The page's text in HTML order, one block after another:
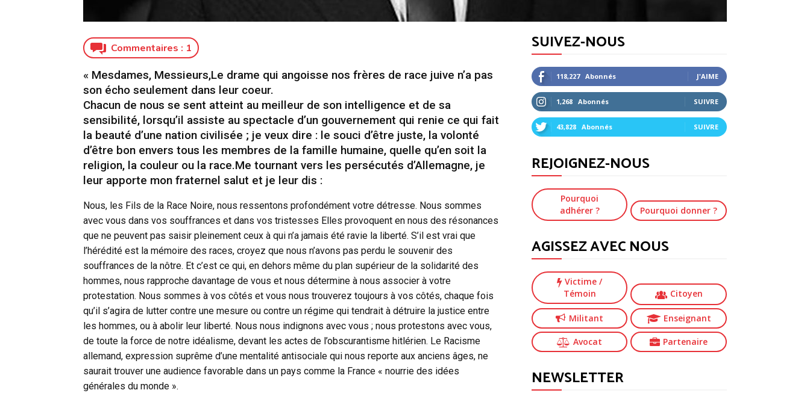
Commentaires : 1
« Mesdames, Messieurs,Le drame qui angoisse nos frères de race juive n’a pas
son écho seulement dans leur coeur.
Chacun de nous se sent atteint au meilleur de son intelligence et de sa
sensibilité, lorsqu’il assiste au spectacle d’un gouvernement qui renie ce qui fait
la beauté d’une nation civilisée ; je veux dire : le souci d’être juste, la volonté
d’être bon envers tous les membres de la famille humaine, quelle qu’en soit la
religion, la couleur ou la race.Me tournant vers les persécutés d’Allemagne, je
leur apporte mon fraternel salut et je leur dis :
Nous, les Fils de la Race Noire, nous ressentons profondément votre détresse. Nous sommes
avec vous dans vos souffrances et dans vos tristesses Elles provoquent en nous des résonances
que ne peuvent pas saisir pleinement ceux à qui n’a jamais été ravie la liberté. S’il est vrai que
l’hérédité est la mémoire des races, croyez que nous n’avons pas perdu le souvenir des
souffrances de la nôtre. Et c’est ce qui, en dehors même du plan supérieur de la solidarité des
hommes, nous rapproche davantage de vous et nous détermine à nous associer à votre
protestation. Nous sommes à vos côtés et vous nous trouverez toujours à vos côtés, chaque fois
qu’il s’agira de lutter contre une mesure ou contre un régime qui tendrait à détruire la justice entre
les hommes, ou à abolir leur liberté. Nous nous indignons avec vous ; nous protestons avec vous,
de toute la force de notre idéalisme, devant les actes de l’obscurantisme hitlérien. Le Racisme
allemand, expression suprême d’une mentalité antisociale qui nous reporte aux anciens âges, ne
saurait trouver une audience favorable dans un pays comme la France « nourrie des idées
générales du monde ».
SUIVEZ-NOUS
118,227 Abonnés J'AIME
1,268 Abonnés SUIVRE
43,828 Abonnés SUIVRE
REJOIGNEZ-NOUS
Pourquoi
adhérer ?
Pourquoi donner ?
AGISSEZ AVEC NOUS
Victime/
Témoin
Citoyen
Militant Enseignant
Avocat Partenaire
NEWSLETTER